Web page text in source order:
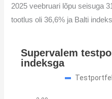
2025 veebruari lõpu seisuga
tootlus oli 36,6% ja Balti